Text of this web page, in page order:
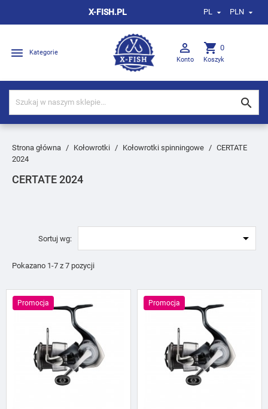
X-FISH.PL PL  PLN 
 Kategorie 
Konto
shopping_cart 0
Koszyk

Strona główna Kołowrotki Kołowrotki spinningowe
CERTATE
2024
CERTATE 2024
Sortuj wg: 
Pokazano 1-7 z 7 pozycji
Promocja Promocja